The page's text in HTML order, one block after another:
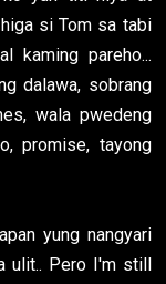
si Tom sa tabi
kaming pareho...
dalawa, sobrang
wala pwedeng
promise, tayong
yung nangyari
ulit.. Pero I'm still